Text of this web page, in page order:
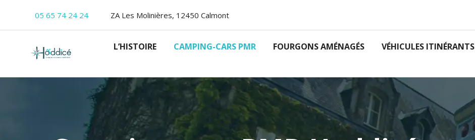
05 65 74 24 24 ZA Les Molinières, 12450 Calmont
L’HISTOIRE CAMPING-CARS PMR FOURGONS AMÉNAGÉS VÉHICULES ITINÉRANTS